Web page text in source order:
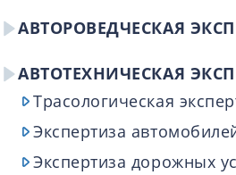
ВОПРОС-ОТВЕТ
АВТОРОВЕДЧЕСКАЯ
АВТОТЕХНИЧЕСКАЯ
Трасологическая
Экспертиза
Экспертиза дорожных